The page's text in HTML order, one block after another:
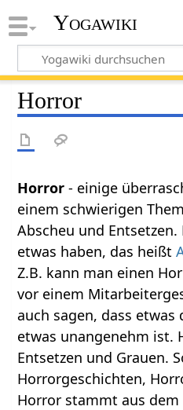
Yogawiki
Horror
Horror - einige
einem schwierigen
Abscheu und
etwas haben, das heißt
Z.B. kann man einen
vor einem
auch sagen, dass
etwas unangenehm ist.
Entsetzen und Grauen.
Horrorgeschichten,
Horror stammt aus